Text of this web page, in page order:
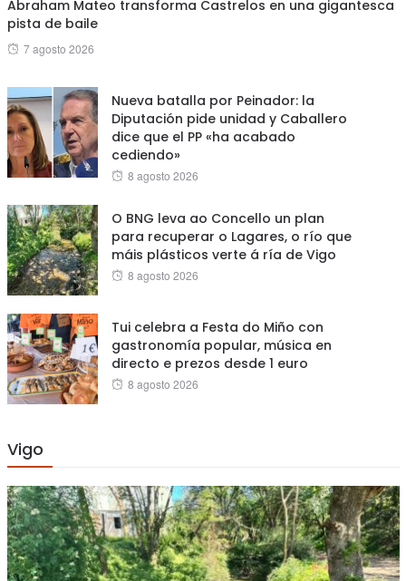
Abraham Mateo transforma Castrelos en una gigantesca
pista de baile
Posted
7 agosto 2026
Nueva batalla por Peinador: la
Diputación pide unidad y Caballero
dice que el PP «ha acabado
cediendo»
Posted
8 agosto 2026
O BNG leva ao Concello un plan
para recuperar o Lagares, o río que
máis plásticos verte á ría de Vigo
Posted
8 agosto 2026
Tui celebra a Festa do Miño con
gastronomía popular, música en
directo e prezos desde 1 euro
Posted
8 agosto 2026
Vigo